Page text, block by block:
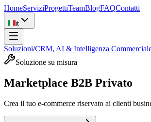
HomeServiziProgettiTeamBlogFAQContatti
it
Soluzioni/CRM, AI & Intelligenza
Soluzione su misura
Marketplace B2B Privato
Crea il tuo e-commerce riservato ai clienti